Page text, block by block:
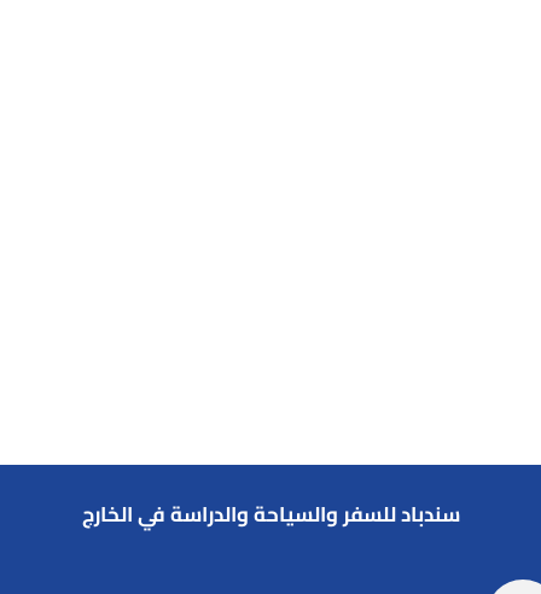
سندباد للسفر والسياحة والدراسة في الخارج